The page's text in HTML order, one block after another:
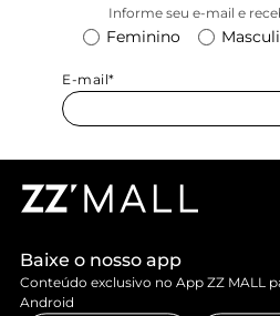
Informe seu e-mail e
Feminino
E-mail*
Baixe o nosso app
Conteúdo exclusivo no App ZZ MALL
Android